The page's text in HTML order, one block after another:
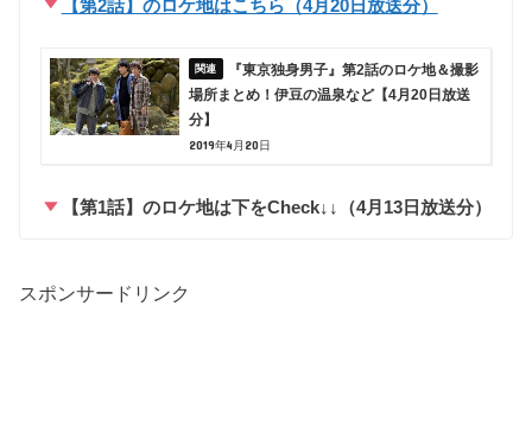
【第2話】のロケ地はこちら（4月20日放送分）
『東京独身男子』第2話のロケ地＆撮影
場所まとめ！伊豆の温泉など【4月20日放送
分】
2019年4月20日
【第1話】のロケ地は下をCheck↓↓（4月13日放送分）
スポンサードリンク